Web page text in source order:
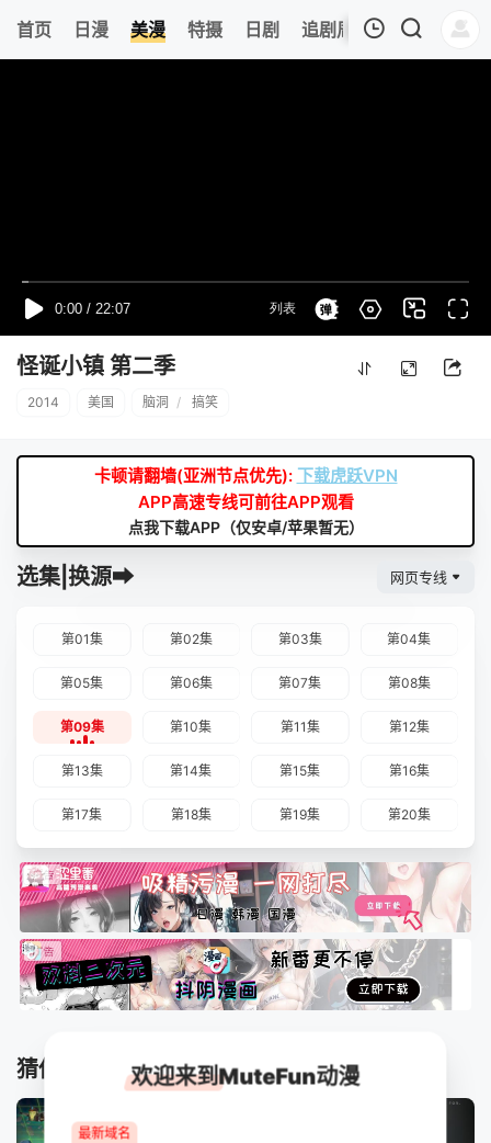
首页 日漫 美漫 特摄 日剧 追剧周表 今日更新
怪诞小镇 第二季
2014 美国 脑洞 / 搞笑
卡顿请翻墙(亚洲节点优先): 下载虎跃VPN
APP高速专线可前往APP观看
点我下载APP（仅安卓/苹果暂无）
选集|换源➡ 网页专线
第01集 第02集 第03集 第04集
第05集 第06集 第07集 第08集
第09集 第10集 第11集 第12集
第13集 第14集 第15集 第16集
第17集 第18集 第19集 第20集
猜你喜欢 欢迎来到MuteFun动漫
最新域名